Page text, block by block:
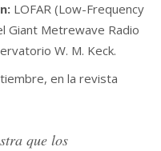
LOFAR (Low-Frequency
Giant Metrewave Radio
W. M. Keck.
en la revista
que los